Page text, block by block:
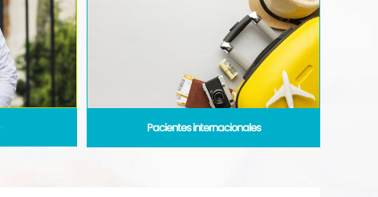
Pacientes internacionales